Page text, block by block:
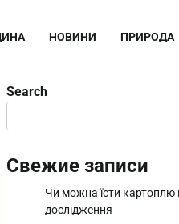
НОВИНИ ПРИРОДА
Search
Свежие записи
Чи можна їсти картоплю
дослідження